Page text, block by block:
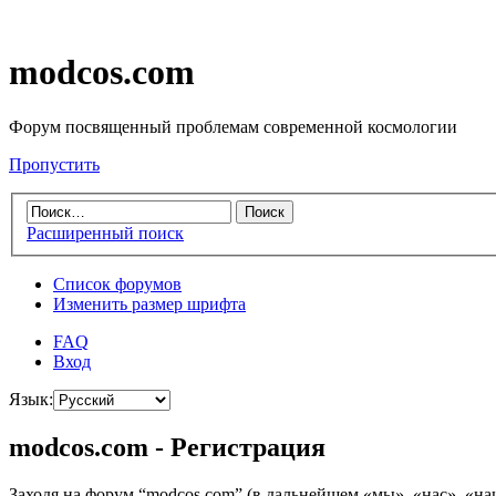
modcos.com
Форум посвященный проблемам современной космологии
Пропустить
Расширенный поиск
Список форумов
Изменить размер шрифта
FAQ
Вход
Язык:
modcos.com - Регистрация